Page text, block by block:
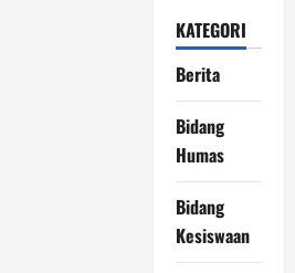
KATEGORI
Berita
Bidang
Humas
Bidang
Kesiswaan